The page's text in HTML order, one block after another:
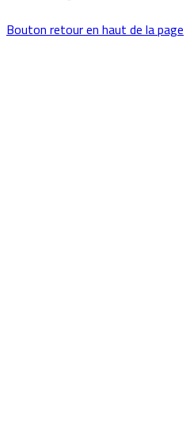
Bouton retour en haut de la page